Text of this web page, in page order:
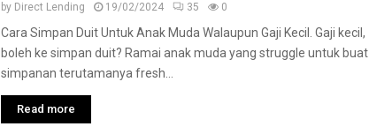
by Direct Lending 19/02/2024 35 0
Cara Simpan Duit Untuk Anak Muda Walaupun Gaji Kecil. Gaji kecil,
boleh ke simpan duit? Ramai anak muda yang struggle untuk buat
simpanan terutamanya fresh...
Read more